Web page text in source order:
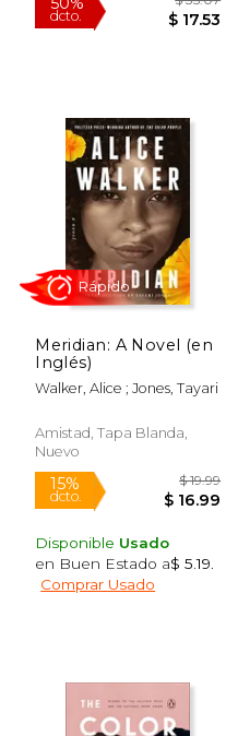
15%
dcto.
$ 20.00
Meridian: A Novel (en
Inglés)
Walker, Alice ; Jones, Tayari
Amistad, Tapa Blanda,
Nuevo
Disponible Usado
en Buen Estado a$ 5.19
Comprar Usado